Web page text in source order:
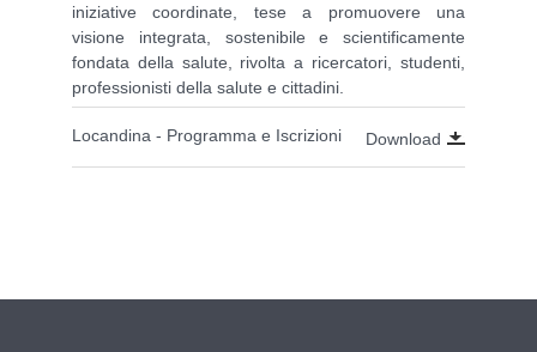
iniziative coordinate, tese a promuovere una
visione integrata, sostenibile e scientificamente
fondata della salute, rivolta a ricercatori, studenti,
professionisti della salute e cittadini.
Locandina - Programma e Iscrizioni Download